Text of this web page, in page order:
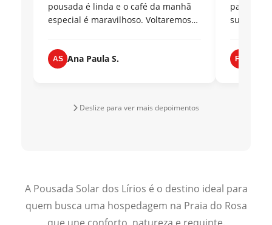
pousada é linda e o café da manhã
especial é maravilhoso. Voltaremos
AS Ana Paula S.
parte.
super
FM
Deslize para ver mais depoimentos
A Pousada Solar dos Lírios é o destino ideal para
quem busca uma hospedagem na Praia do Rosa